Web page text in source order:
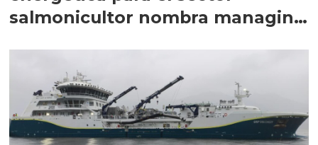
salmonicultor nombra managing